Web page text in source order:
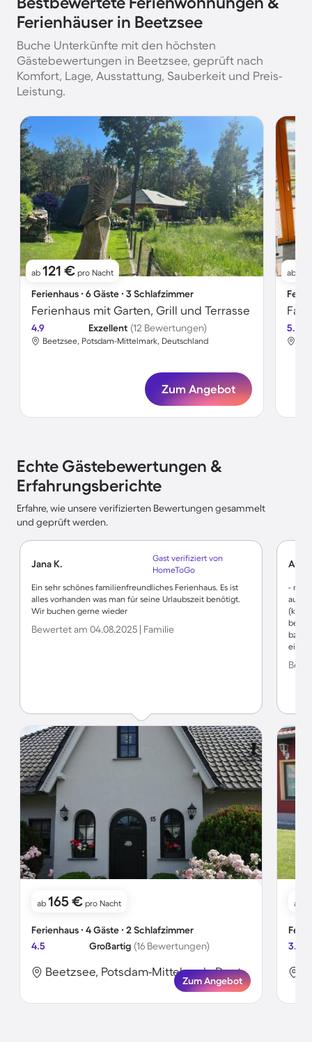
Ferienhäuser in Beetzsee
Buche Unterkünfte mit den höchsten
Gästebewertungen in Beetzsee, geprüft nach
Komfort, Lage, Ausstattung, Sauberkeit und Preis-
Leistung.
ab 121 € pro Nacht
Ferienhaus ∙ 6 Gäste ∙ 3 Schlafzimmer
Ferienhaus mit Garten, Grill und Terrasse
4.9 Exzellent (12 Bewertungen)
Beetzsee, Potsdam-Mittelmark, Deutschland
Zum Angebot
ab
5.0
Echte Gästebewertungen &
Erfahrungsberichte
Erfahre, wie unsere verifizierten Bewertungen gesammelt
und geprüft werden.
Jana K.
Gast verifiziert von
HomeToGo
Ein sehr schönes familienfreundliches Ferienhaus. Es ist
alles vorhanden was man für seine Urlaubszeit benötigt.
Wir buchen gerne wieder
Bewertet am 04.08.2025 | Familie
ab 165 € pro Nacht
Ferienhaus ∙ 4 Gäste ∙ 2 Schlafzimmer
4.5
Großartig (16 Bewertungen)
Beetzsee, Potsdam-Mittelmark, Deutschland
Zum Angebot
- man
bei
bzw.
ab
3.9